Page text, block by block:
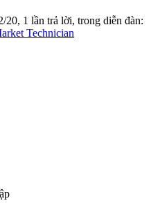
20, 1 lần trả lời, trong diễn đàn:
Technician